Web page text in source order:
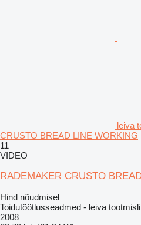
leiva
CRUSTO BREAD LINE WORKING
11
VIDEO
RADEMAKER CRUSTO
Hind nõudmisel
Toidutöötlusseadmed - leiva
2008